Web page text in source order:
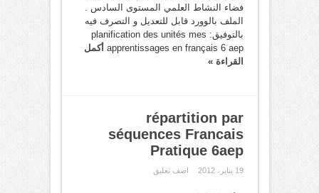
فضاء النشاط العلمي المستوى السادس .
الملف بالوورد قابل للتعديل و التصرف فيه
بالتوفيق: planification des unités mes
apprentissages en français 6 aep أكمل
القراءة »
répartition par
séquences Francais
Pratique 6aep
19 يناير، 2012 اضف تعليق